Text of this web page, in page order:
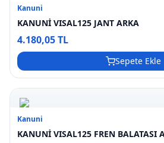
Kanuni
KANUNİ VISAL125 JANT ARKA
4.180,05 TL
Sepete Ekle
Kanuni
KANUNİ VISAL125 FREN BALATASI